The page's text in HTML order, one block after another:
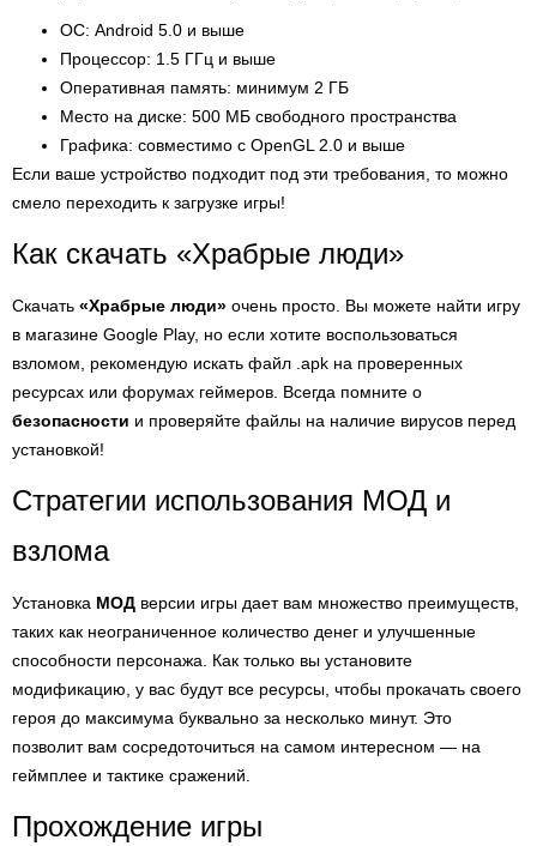
ОС: Android 5.0 и выше
Процессор: 1.5 ГГц и выше
Оперативная память: минимум 2 ГБ
Место на диске: 500 МБ свободного пространства
Графика: совместимо с OpenGL 2.0 и выше
Если ваше устройство подходит под эти требования, то можно
смело переходить к загрузке игры!
Как скачать «Храбрые люди»
Скачать «Храбрые люди» очень просто. Вы можете найти игру
в магазине Google Play, но если хотите воспользоваться
взломом, рекомендую искать файл .apk на проверенных
ресурсах или форумах геймеров. Всегда помните о
безопасности и проверяйте файлы на наличие вирусов перед
установкой!
Стратегии использования MОД и
взлома
Установка MОД версии игры дает вам множество преимуществ,
таких как неограниченное количество денег и улучшенные
способности персонажа. Как только вы установите
модификацию, у вас будут все ресурсы, чтобы прокачать своего
героя до максимума буквально за несколько минут. Это
позволит вам сосредоточиться на самом интересном — на
геймплее и тактике сражений.
Прохождение игры